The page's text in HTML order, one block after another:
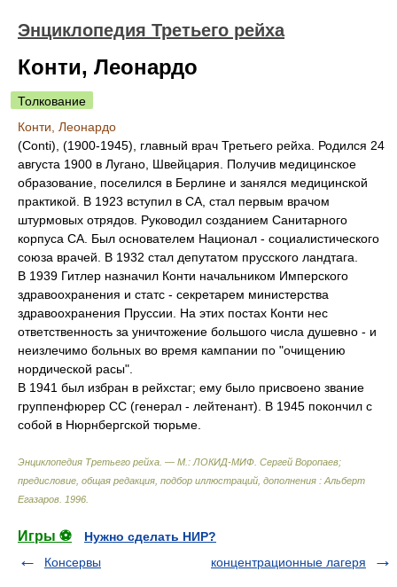
Энциклопедия Третьего рейха
Конти, Леонардо
Толкование
Конти, Леонардо
(Conti), (1900-1945), главный врач Третьего рейха. Родился 24
августа 1900 в Лугано, Швейцария. Получив медицинское
образование, поселился в Берлине и занялся медицинской
практикой. В 1923 вступил в СА, стал первым врачом
штурмовых отрядов. Руководил созданием Санитарного
корпуса СА. Был основателем Национал - социалистического
союза врачей. В 1932 стал депутатом прусского ландтага.
В 1939 Гитлер назначил Конти начальником Имперского
здравоохранения и статс - секретарем министерства
здравоохранения Пруссии. На этих постах Конти нес
ответственность за уничтожение большого числа душевно - и
неизлечимо больных во время кампании по "очищению
нордической расы".
В 1941 был избран в рейхстаг; ему было присвоено звание
группенфюрер СС (генерал - лейтенант). В 1945 покончил с
собой в Нюрнбергской тюрьме.
Энциклопедия Третьего рейха. — М.: ЛОКИД-МИФ Сергей Воропаев;
предисловие, общая редакция, подбор иллюстраций, дополнения : Альберт
Егазаров 1996
Игры ⚽
Нужно сделать НИР?
Консервы
концентрационные лагеря